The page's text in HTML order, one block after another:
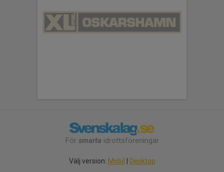
För smarta idrottsföreningar
Välj version: Mobil Desktop